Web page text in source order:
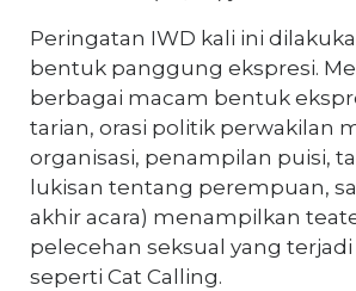
Peringatan IWD kali ini
bentuk panggung ekspresi.
berbagai macam bentuk
tarian, orasi politik perwakilan
organisasi, penampilan puisi,
lukisan tentang perempuan,
akhir acara) menampilkan
pelecehan seksual yang terjadi
seperti Cat Calling.